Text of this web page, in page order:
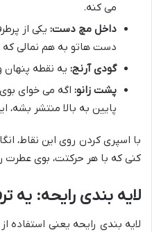
می کنه.
داخل مچ دست: یکی از
دست هاتو به هم نمالی
گودی آرنج: یه نقطه پنهان
پشت زانو: اگه می خوای
پایین به بالا منتشر بشه،
با اسپری کردن روی این نقاط،
کنی که با هر حرکتت، بوی عطرت
لایه بندی رایحه: یه
لایه بندی رایحه یعنی استفاده